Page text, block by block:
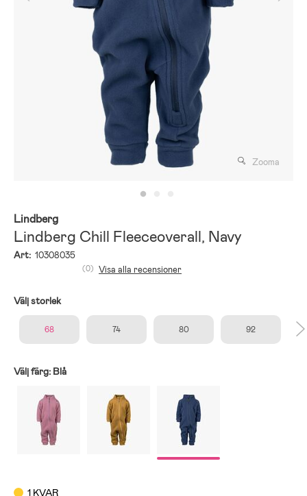
Zooma
Lindberg
Lindberg Chill Fleeceoverall, Navy
Art: 10308035
(0) Visa alla recensioner
Välj storlek
68 74 80 92
Välj färg: Blå
1 KVAR